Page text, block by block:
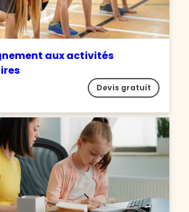
aux activités
Devis gratuit